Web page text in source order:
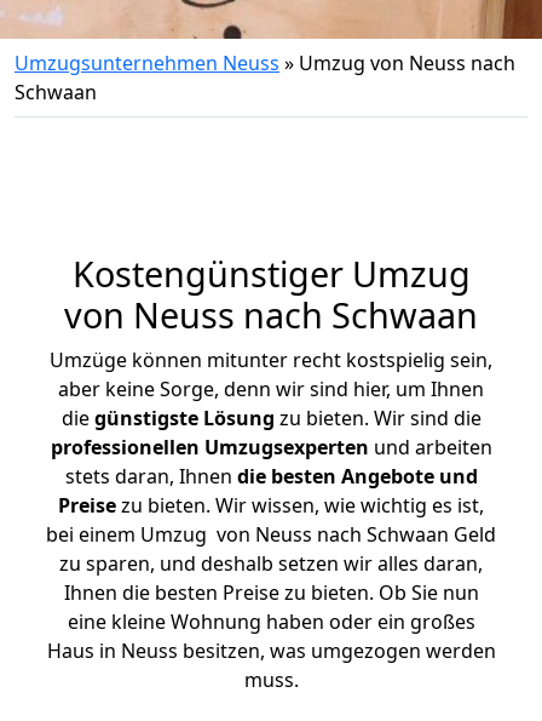
Umzugsunternehmen Neuss » Umzug von Neuss nach
Schwaan
Kostengünstiger Umzug
von Neuss nach Schwaan
Umzüge können mitunter recht kostspielig sein,
aber keine Sorge, denn wir sind hier, um Ihnen
diegünstigste Lösung zu bieten. Wir sind die
professionellen Umzugsexperten und arbeiten
stets daran, Ihnen die besten Angebote und
Preisezu bieten. Wir wissen, wie wichtig es ist,
bei einem Umzug von Neuss nach Schwaan Geld
zu sparen, und deshalb setzen wir alles daran,
Ihnen die besten Preise zu bieten. Ob Sie nun
eine kleine Wohnung haben oder ein großes
Haus in Neuss besitzen, was umgezogen werden
muss.